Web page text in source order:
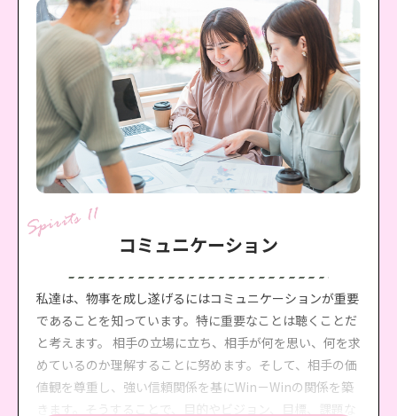
コミュニケーション
私達は、物事を成し遂げるにはコミュニケーションが重要
であることを知っています。特に重要なことは聴くことだ
と考えます。 相手の立場に立ち、相手が何を思い、何を求
めているのか理解することに努めます。そして、相手の価
値観を尊重し、強い信頼関係を基にWin－Winの関係を築
きます。そうすることで、目的やビジョン、目標、課題な